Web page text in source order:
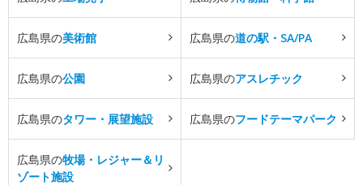
広島県の美術館 広島県の道の駅・SA/PA
広島県の公園 広島県のアスレチック
広島県のタワー・展望施設 広島県のフードテーマパーク
広島県の牧場・レジャー＆リ
ゾート施設